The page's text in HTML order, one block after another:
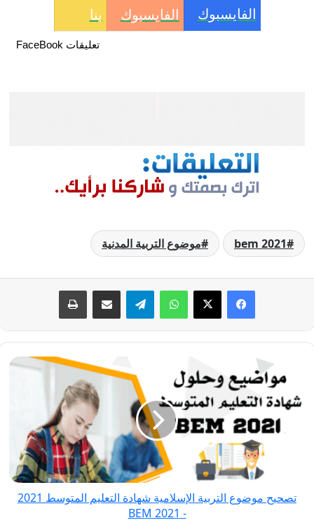
الفايسبوك
الفايسبوك
بنا
تعليقات FaceBook
bem 2021 موضوع التربية المدنية
فيسبوك
‫X واتسابتيلقراممشاركة عبر البريد طباعة
موضوع
التربية
الإسلامية
شهادة
تصحيح موضوع التربية الإسلامية شهادة التعليم المتوسط 2021
- BEM 2021